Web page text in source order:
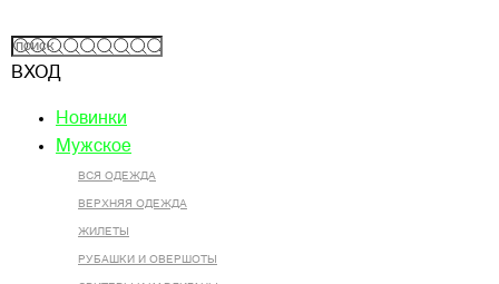
ВХОД
Новинки
Мужское
ВСЯ ОДЕЖДА
ВЕРХНЯЯ ОДЕЖДА
ЖИЛЕТЫ
РУБАШКИ И ОВЕРШОТЫ